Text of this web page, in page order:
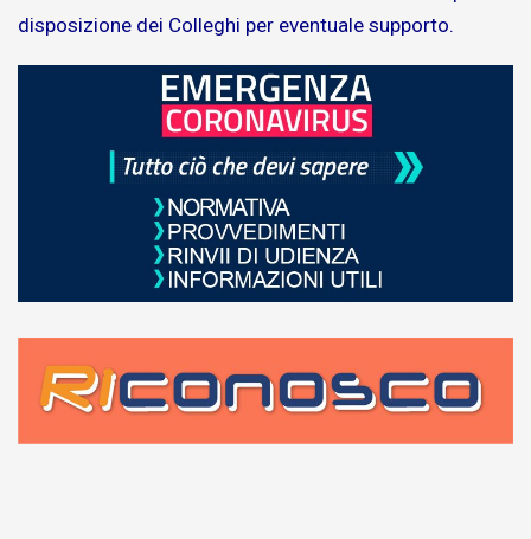
disposizione dei Colleghi per eventuale supporto.